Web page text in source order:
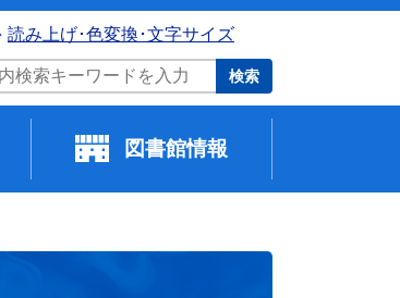
読み上げ･色変換･文字サイズ
検索
図書館情報